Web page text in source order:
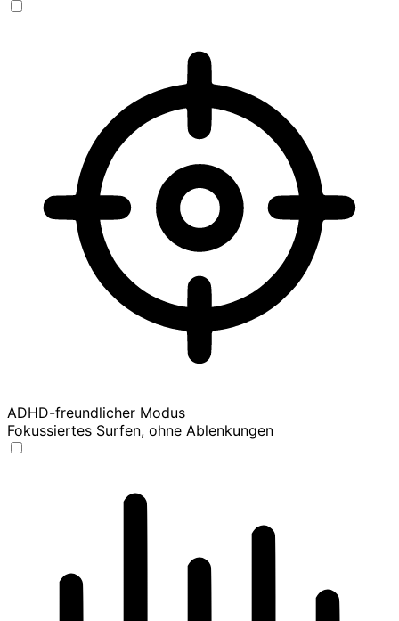
ADHD-freundlicher Modus
Fokussiertes Surfen, ohne Ablenkungen